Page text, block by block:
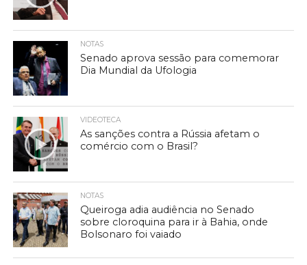
NOTAS
Senado aprova sessão para comemorar
Dia Mundial da Ufologia
VIDEOTECA
As sanções contra a Rússia afetam o
comércio com o Brasil?
NOTAS
Queiroga adia audiência no Senado
sobre cloroquina para ir à Bahia, onde
Bolsonaro foi vaiado